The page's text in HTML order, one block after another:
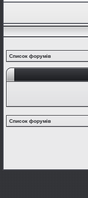
Список форумів
Список форумів